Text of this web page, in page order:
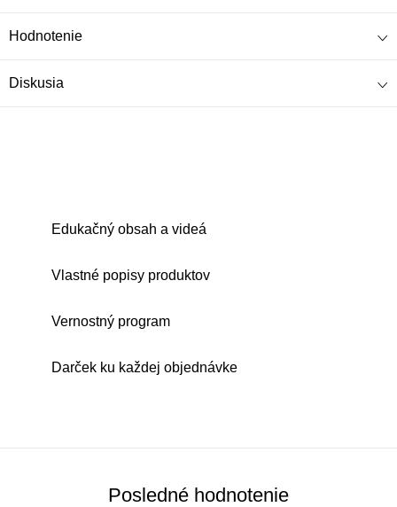
Hodnotenie
Diskusia
Edukačný obsah a videá
Vlastné popisy produktov
Vernostný program
Darček ku každej objednávke
Posledné hodnotenie